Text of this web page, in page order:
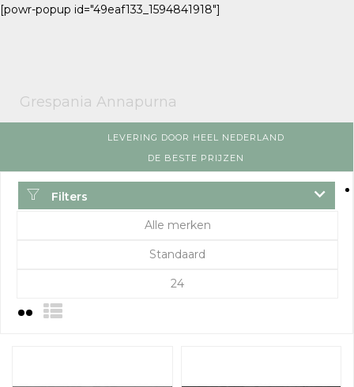
[powr-popup id="49eaf133_1594841918"]
Grespania Annapurna
LEVERING DOOR HEEL NEDERLAND
DE BESTE PRIJZEN
Filters
Alle merken
Standaard
24